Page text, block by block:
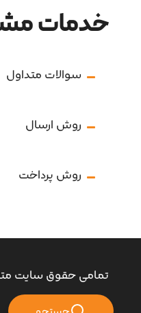
خدمات
سوالات متداول
روش ارسال
روش پرداخت
تمامی حقوق سایت